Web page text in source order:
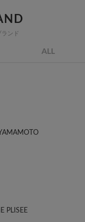
ンド
ALL
PLISEE